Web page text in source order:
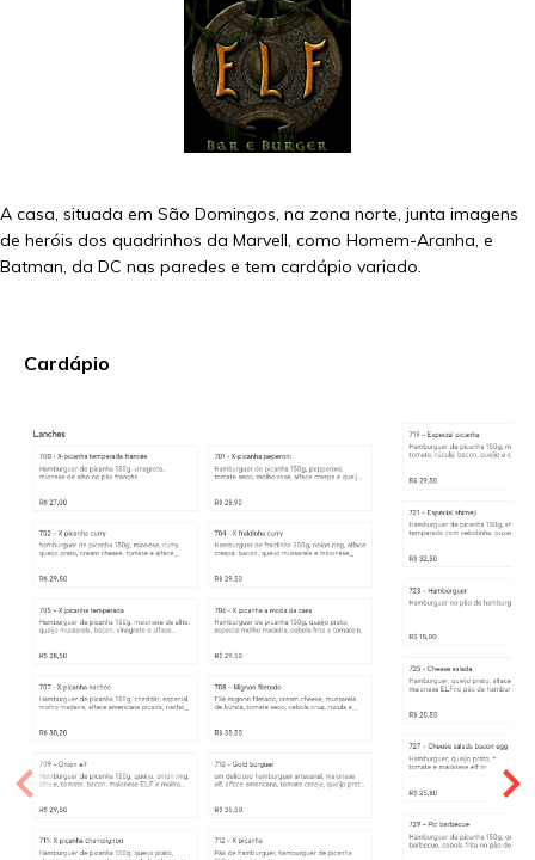
A casa, situada em São Domingos, na zona norte, junta imagens
de heróis dos quadrinhos da Marvell, como Homem-Aranha, e
Batman, da DC nas paredes e tem cardápio variado.
Cardápio